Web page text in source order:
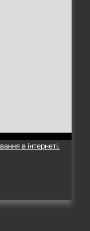
в інтернеті.